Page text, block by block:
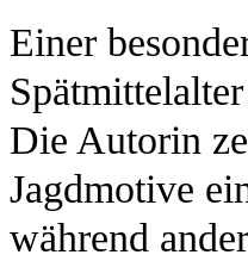
Einer
Die Autorin
Jagdmotive
während